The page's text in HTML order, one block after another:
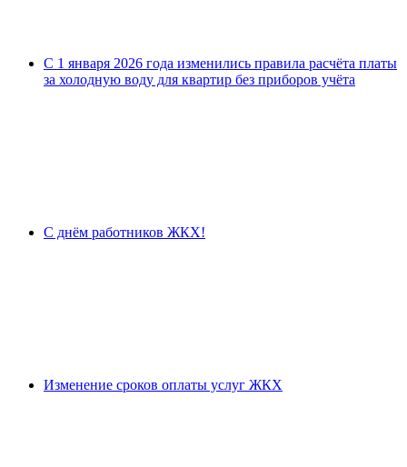
С 1 января 2026 года изменились правила расчёта платы
за холодную воду для квартир без приборов учёта
С днём работников ЖКХ!
Изменение сроков оплаты услуг ЖКХ